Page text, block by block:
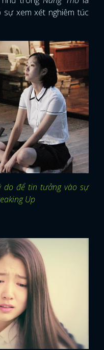
xem xét nghiêm túc
do để tin tưởng vào sự
Up